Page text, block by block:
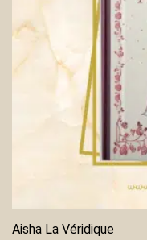
Aisha La Véridique